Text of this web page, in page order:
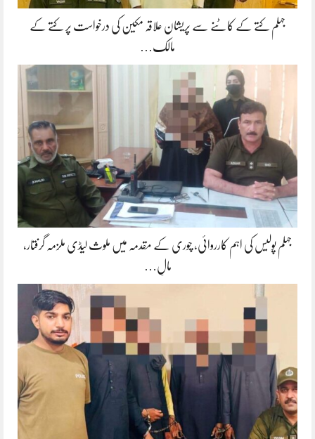
جہلم کتے کے کاٹنے سے پریشان علاقہ مکین کی درخواست پر کتے کے
مالک…
جہلم پولیس کی اہم کارروائی، چوری کے مقدمہ میں ملوث لیڈی ملزمہ گرفتار،
مالِ…